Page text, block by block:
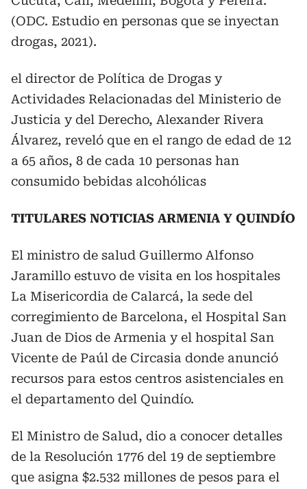
(ODC. Estudio en personas que se inyectan
drogas, 2021).
el director de Política de Drogas y
Actividades Relacionadas del Ministerio de
Justicia y del Derecho, Alexander Rivera
Álvarez, reveló que en el rango de edad de 12
a 65 años, 8 de cada 10 personas han
consumido bebidas alcohólicas
TITULARES NOTICIAS ARMENIA Y QUINDÍO
El ministro de salud Guillermo Alfonso
Jaramillo estuvo de visita en los hospitales
La Misericordia de Calarcá, la sede del
corregimiento de Barcelona, el Hospital San
Juan de Dios de Armenia y el hospital San
Vicente de Paúl de Circasia donde anunció
recursos para estos centros asistenciales en
el departamento del Quindío.
El Ministro de Salud, dio a conocer detalles
de la Resolución 1776 del 19 de septiembre
que asigna $2.532 millones de pesos para el